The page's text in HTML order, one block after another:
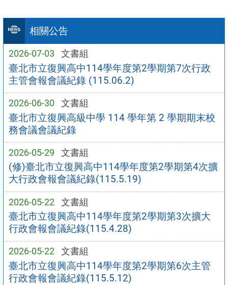
相關公告
2026-07-03 文書組
臺北市立復興高中114學年度第2學期第7次行政
主管會報會議紀錄 (115.06.2)
2026-06-30 文書組
臺北市立復興高級中學 114 學年第 2 學期期末校
務會議會議紀錄
2026-05-29 文書組
(修)臺北市立復興高中114學年度第2學期第4次擴
大行政會報會議紀錄(115.5.19)
2026-05-22 文書組
臺北市立復興高中114學年度第2學期第3次擴大
行政會報會議紀錄(115.4.28)
2026-05-22 文書組
臺北市立復興高中114學年度第2學期第6次主管
行政會報會議紀錄(115.5.12)